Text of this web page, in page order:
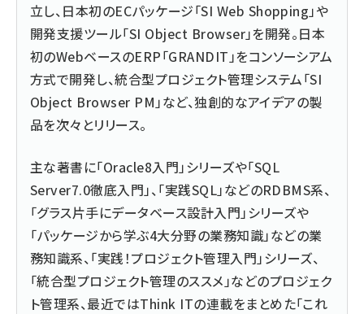
立し、日本初のECパッケージ「SI Web Shopping」や
開発支援ツール「SI Object Browser」を開発。日本
初のWebベースのERP「GRANDIT」をコンソーシアム
方式で開発し、統合型プロジェクト管理システム「SI
Object Browser PM」など、独創的なアイデアの製
品を次々とリリース。
主な著書に「Oracle8入門」シリーズや「SQL
Server7.0徹底入門」、「実践SQL」などのRDBMS系、
「グラス片手にデータベース設計入門」シリーズや
「パッケージから学ぶ4大分野の業務知識」などの業
務知識系、「実践！プロジェクト管理入門」シリーズ、
「統合型プロジェクト管理のススメ」などのプロジェク
ト管理系、最近ではThink ITの連載をまとめた「これ